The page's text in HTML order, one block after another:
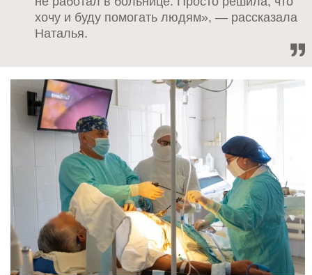
хочу и буду помогать людям», — рассказала
Наталья.